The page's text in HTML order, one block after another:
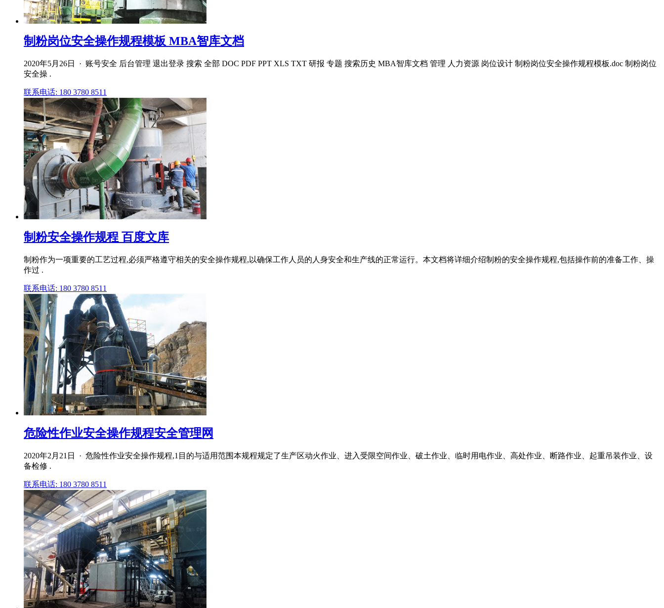
制粉岗位安全操作规程模板 MBA智库文档
2020年5月26日 · 账号安全 后台管理 退出登录 搜索 全部 DOC PDF PPT XLS TXT 研报 专题 搜索历史 MBA智库文档 管理 人力资源 岗位设计 制粉岗位安全操作规程模板.doc 制粉岗位
安全操 .
联系电话: 180 3780 8511
制粉安全操作规程 百度文库
制粉作为一项重要的工艺过程,必须严格遵守相关的安全操作规程,以确保工作人员的人身安全和生产线的正常运行。本文档将详细介绍制粉的安全操作规程,包括操作前的准备工作、操
作过 .
联系电话: 180 3780 8511
危险性作业安全操作规程安全管理网
2020年2月21日 · 危险性作业安全操作规程,1目的与适用范围本规程规定了生产区动火作业、进入受限空间作业、破土作业、临时用电作业、高处作业、断路作业、起重吊装作业、设
备检修 .
联系电话: 180 3780 8511